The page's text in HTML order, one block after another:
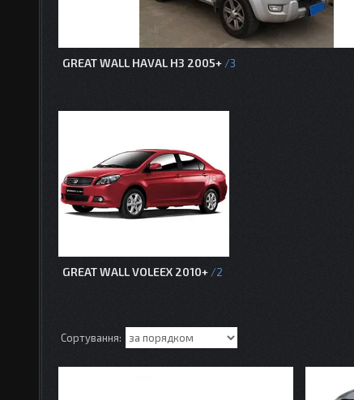
GREAT WALL HAVAL H3 2005+ 3
GREAT WALL VOLEEX 2010+ 2